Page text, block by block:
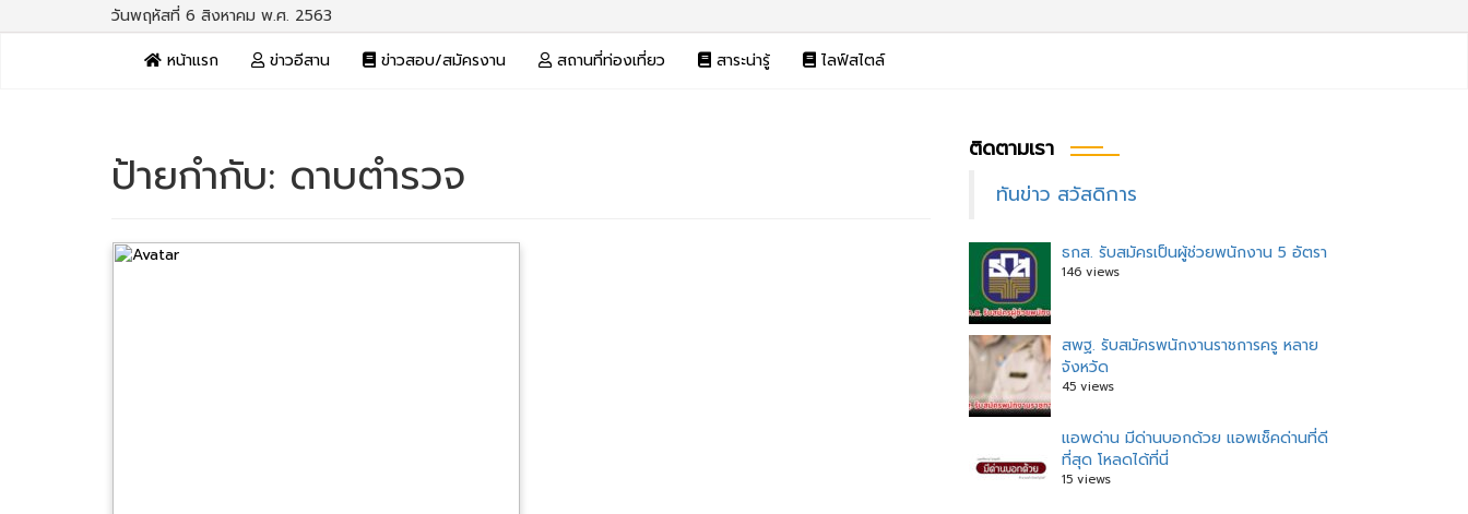
วันพฤหัสที่ 6 สิงหาคม พ.ศ. 2563
หน้าแรก
ข่าวอีสาน ข่าวสอบ/สมัครงาน สถานที่ท่องเที่ยว สาระน่ารู้ ไลฟ์สไตล์
ป้ายกำกับ: ดาบตำรวจ ติดตามเรา
ทันข่าว สวัสดิการ
ธกส. รับสมัครเป็นผู้ช่วยพนักงาน 5 อัตรา
146 views
สพฐ. รับสมัครพนักงานราชการครู หลาย
จังหวัด
45 views
แอพด่าน มีด่านบอกด้วย แอพเช็คด่านที่ดี
ที่สุด โหลดได้ที่นี่
15 views